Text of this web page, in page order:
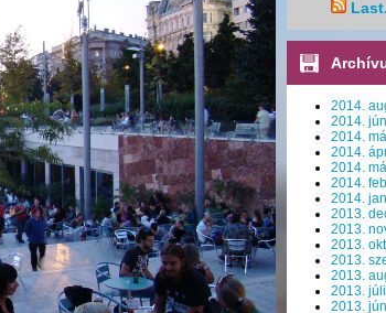
2014.
2014.
2014.
2014.
2014.
2014.
2014.
2013.
2013.
2013.
2013.
2013.
2013.
2013.